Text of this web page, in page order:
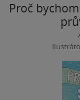
Proč